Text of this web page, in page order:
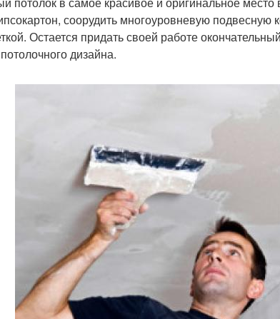
соорудить многоуровневую
Остается придать своей работе
дизайна.